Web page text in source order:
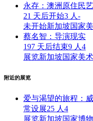
永存：澳洲原住民
21 天后开始3 人 -
未开始新加坡国家
蔡名智：导演现实
197 天后结束9 人 4
展览新加坡国家美
附近的展览
爱与渴望的旅程：
常设展25 人 4
展览新加坡国家博